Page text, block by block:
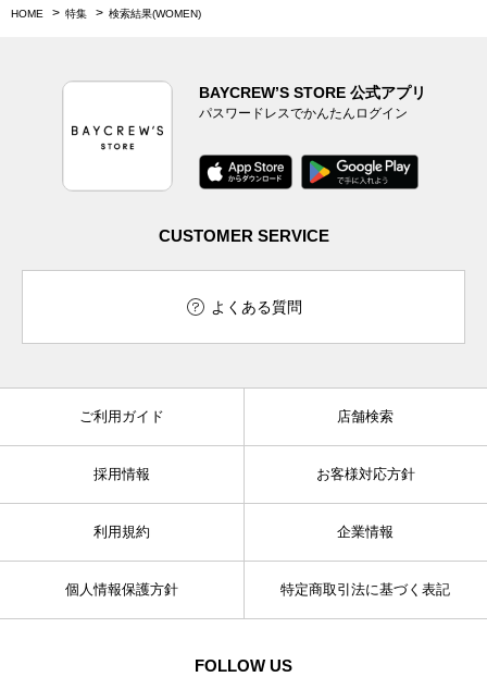
HOME 特集 検索結果(WOMEN)
BAYCREW’S STORE 公式アプリ
パスワードレスでかんたんログイン
CUSTOMER SERVICE
よくある質問
ご利用ガイド 店舗検索
採用情報 お客様対応方針
利用規約 企業情報
個人情報保護方針 特定商取引法に基づく表記
FOLLOW US